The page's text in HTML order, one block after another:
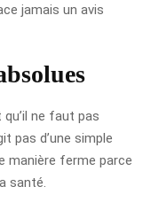
jamais un avis
ne faut pas
pas d’une simple
manière ferme parce
santé.